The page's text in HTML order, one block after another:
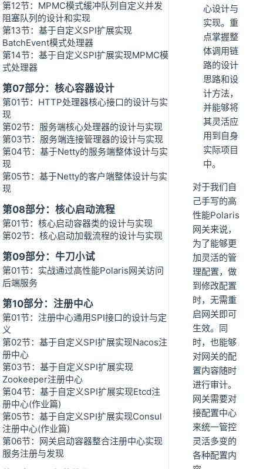
第12节：MPMC模式缓冲队列自定义并发
阻塞队列的设计和实现
第13节：基于自定义SPI扩展实现
BatchEvent模式处理器
第14节：基于自定义SPI扩展实现MPMC模
式处理器
第07部分：核心容器设计
第01节：HTTP处理器核心接口的设计与实
现
第02节：服务端核心处理器的设计与实现
第03节：服务端连接管理器的设计与实现
第04节：基于Netty的服务端整体设计与实
现
第05节：基于Netty的客户端整体设计与实
现
第08部分：核心启动流程
第01节：核心启动容器类的设计与实现
第02节：核心启动加载流程的设计与实现
第09部分：牛刀小试
第01节：实战通过高性能Polaris网关访问
后端服务
第10部分：注册中心
第01节：注册中心通用SPI接口的设计与定
义
第02节：基于自定义SPI扩展实现Nacos注
册中心
第03节：基于自定义SPI扩展实现
Zookeeper注册中心
第04节：基于自定义SPI扩展实现Etcd注
册中心(作业篇)
第05节：基于自定义SPI扩展实现Consul
注册中心(作业篇)
第06节：网关启动容器整合注册中心实现
服务注册与发现
心设计与
实现。重
点掌握整
体调用链
路的设计
思路和设
计方法，
并能够将
其灵活应
用到自身
实际项目
中。
对于我们自
己手写的高
性能Polaris
网关来说，
为了能够更
加灵活的管
理配置，做
到修改配置
时，无需重
启网关即可
生效。同
时，也能够
对网关的配
置内容随时
进行审计。
网关需要对
接配置中心
来统一管控
灵活多变的
各种配置内